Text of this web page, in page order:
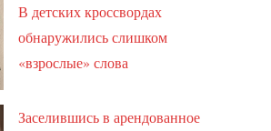
В детских кроссвордах
обнаружились слишком
«взрослые» слова
Заселившись в арендованное